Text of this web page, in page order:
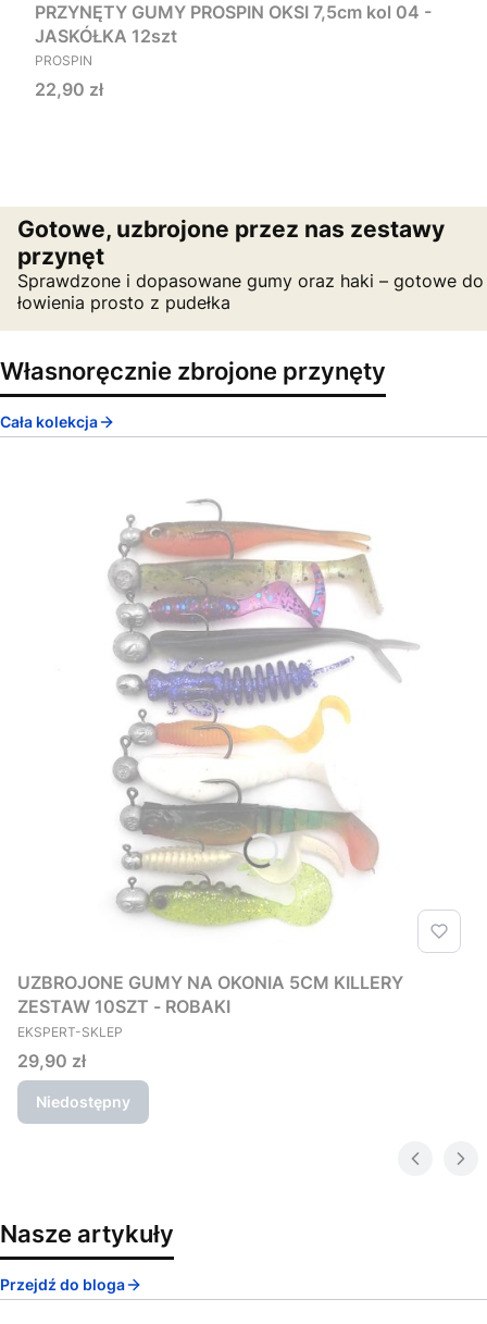
PRZYNĘTY GUMY PROSPIN OKSI 7,5cm kol 04 -
JASKÓŁKA 12szt
PRODUCENT
PROSPIN
Cena
22,90 zł
Gotowe, uzbrojone przez nas zestawy
przynęt
Sprawdzone i dopasowane gumy oraz haki – gotowe do
łowienia prosto z pudełka
Własnoręcznie zbrojone przynęty
Cała kolekcja
UZBROJONE GUMY NA OKONIA 5CM KILLERY
ZESTAW 10SZT - ROBAKI
PRODUCENT
EKSPERT-SKLEP
Cena
29,90 zł
Niedostępny
Nasze artykuły
Przejdź do bloga